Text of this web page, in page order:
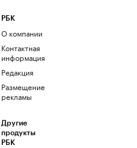
РБК
О компании
Контактная
информация
Редакция
Размещение
рекламы
Другие
продукты
РБК